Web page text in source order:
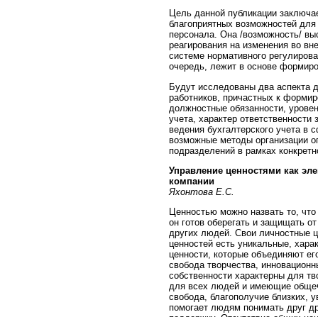
Цель данной публикации
благоприятных возможностей
персонала. Она /возможность/
реагирования на изменения во
системе нормативного
очередь, лежит в основе
Будут исследованы два аспекта
работников, причастных к
должностные обязанности,
учета, характер
ведения бухгалтерского учета в
возможные методы организации
подразделений в рамках
Управление ценностями как
компании
Яхонтова Е.С.
Ценностью можно назвать то,
он готов оберегать и защищать
других людей. Свои личностные
ценностей есть уникальные,
ценности, которые объединяют
свобода творчества,
собственности характерны для
для всех людей и имеющие
свобода, благополучие близких,
помогает людям понимать друг